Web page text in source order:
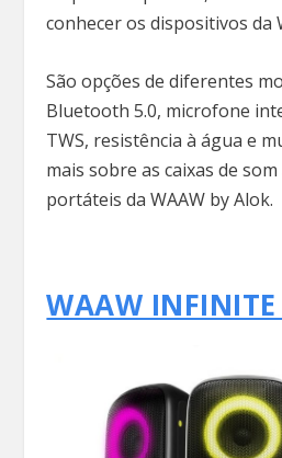
conhecer os dispositivos da
São opções de diferentes
Bluetooth 5.0, microfone
TWS, resistência à água e
mais sobre as caixas de
portáteis da WAAW by Alok.
WAAW